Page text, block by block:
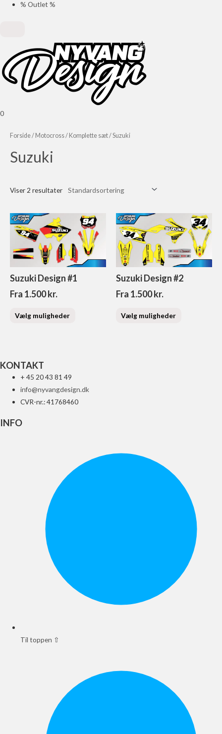
% Outlet %
0
Forside/ Motocross/ Komplette sæt/ Suzuki
Suzuki
Viser 2 resultater
Suzuki Design #1
Fra 1.500kr.
Vælg muligheder
Suzuki Design #2
Fra 1.500kr.
Vælg muligheder
KONTAKT
+ 45 20 43 81 49
info@nyvangdesign.dk
CVR-nr.: 41768460
INFO
Til toppen ⇧